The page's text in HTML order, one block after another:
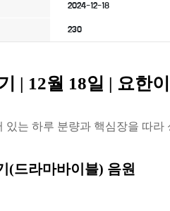
2024-12-18
230
| 12월 18일 | 요한
있는 하루 분량과 핵심장을 따라
(드라마바이블) 음원